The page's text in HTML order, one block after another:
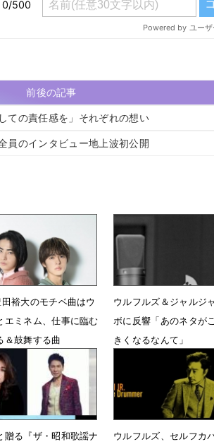
前後の記事
ての責任感を」それぞれの想い
員のインタビュー地上波初公開
裕大のモチベ曲はウ
エミネム、仕事に臨む
＆鼓舞する曲
時48分
ウルフルズ＆ジャルジ
ボに反響「あのネタが
きくなるなんて」
12月13日 20時22分
贈る『ザ・昭和歌謡ナ
ウルフルズ、セルフカ